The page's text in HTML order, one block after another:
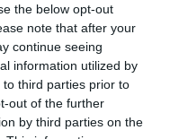
the below opt-out
note that after your
continue seeing
information utilized by
third parties prior to
out of the further
by third parties on the
dati sve.
nije krpa kojom se jednim